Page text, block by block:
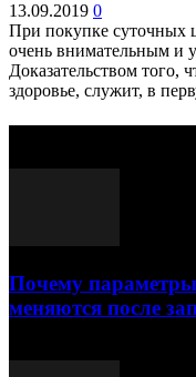
13.09.2019 0
При покупке суточных
очень внимательным и
Доказательством того,
здоровье, служит, в
Почему
меняются после